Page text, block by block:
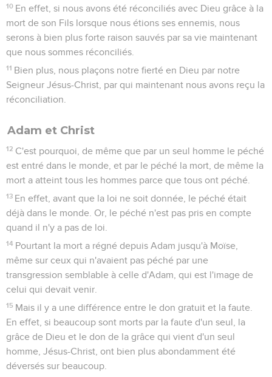
10 En effet, si nous avons été réconciliés avec Dieu grâce à la
mort de son Fils lorsque nous étions ses ennemis, nous
serons à bien plus forte raison sauvés par sa vie maintenant
que nous sommes réconciliés.
11 Bien plus, nous plaçons notre fierté en Dieu par notre
Seigneur Jésus-Christ, par qui maintenant nous avons reçu la
réconciliation.
Adam et Christ
12 C'est pourquoi, de même que par un seul homme le péché
est entré dans le monde, et par le péché la mort, de même la
mort a atteint tous les hommes parce que tous ont péché.
13 En effet, avant que la loi ne soit donnée, le péché était
déjà dans le monde. Or, le péché n'est pas pris en compte
quand il n'y a pas de loi.
14 Pourtant la mort a régné depuis Adam jusqu'à Moïse,
même sur ceux qui n'avaient pas péché par une
transgression semblable à celle d'Adam, qui est l'image de
celui qui devait venir.
15 Mais il y a une différence entre le don gratuit et la faute.
En effet, si beaucoup sont morts par la faute d'un seul, la
grâce de Dieu et le don de la grâce qui vient d'un seul
homme, Jésus-Christ, ont bien plus abondamment été
déversés sur beaucoup.